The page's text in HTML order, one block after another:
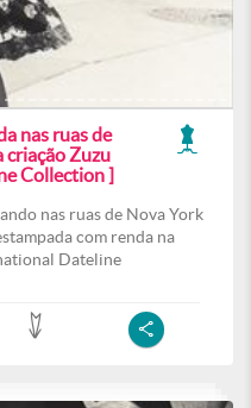
nas ruas de
criação Zuzu
Collection ]
nas ruas de Nova York
com renda na
Dateline